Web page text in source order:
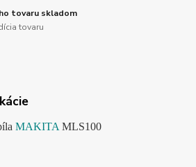
tovaru skladom
tovaru
MAKITAMLS100